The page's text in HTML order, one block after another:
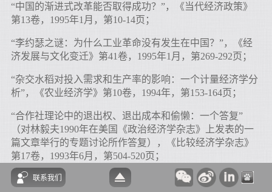
“中国的渐进式改革能否取得成功？”，《当代经济政策》
第13卷，1995年1月，第10-14页；
“李约瑟之谜：为什么工业革命没有发生在中国？”，《经
济发展与文化变迁》第41卷，1995年1月，第269-292页；
“杂交水稻对投入需求和生产率的影响：一个计量经济学分
析”，《农业经济学》第10卷，1994年，第153-164页；
“合作社理论中的退出权、退出成本和偷懒：一个答复”
（对林毅夫1990年在美国《政治经济学杂志》上发表的一
篇文章举行的专题讨论所作答复），《比较经济学杂志》
第17卷，1993年6月，第504-520页；
“改革以来中国农民家庭农业投资和住宅建设的决定因
联系我们